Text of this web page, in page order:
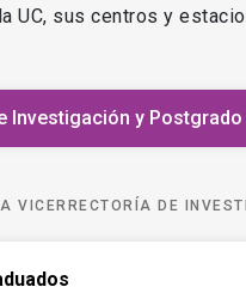
UC, sus centros y
Investigación y Postgrado
VICERRECTORÍA DE